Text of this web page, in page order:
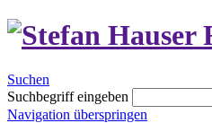
Suchen
Suchbegriff eingeben
Navigation überspringen